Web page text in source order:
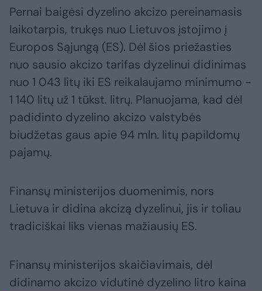
Pernai baigėsi dyzelino akcizo pereinamasis
laikotarpis, trukęs nuo Lietuvos įstojimo į
Europos Sąjungą (ES). Dėl šios priežasties
nuo sausio akcizo tarifas dyzelinui didinimas
nuo 1 043 litų iki ES reikalaujamo minimumo -
1 140 litų už 1 tūkst. litrų. Planuojama, kad dėl
padidinto dyzelino akcizo valstybės
biudžetas gaus apie 94 mln. litų papildomų
pajamų.
Finansų ministerijos duomenimis, nors
Lietuva ir didina akcizą dyzelinui, jis ir toliau
tradiciškai liks vienas mažiausių ES.
Finansų ministerijos skaičiavimais, dėl
didinamo akcizo vidutinė dyzelino litro kaina